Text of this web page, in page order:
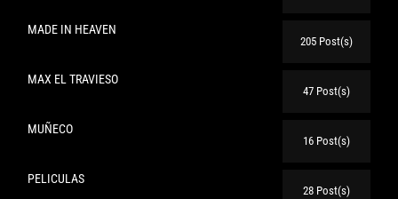
MADE IN HEAVEN
205 Post(s)
MAX EL TRAVIESO
47 Post(s)
MUÑECO
16 Post(s)
PELICULAS
28 Post(s)